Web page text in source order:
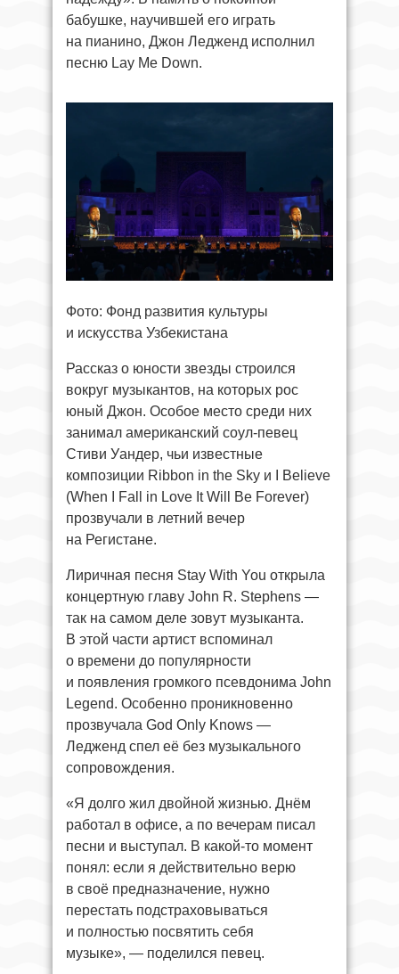
бабушке, научившей его играть
на пианино, Джон Ледженд исполнил
песню Lay Me Down.
Фото: Фонд развития культуры
и искусства Узбекистана
Рассказ о юности звезды строился
вокруг музыкантов, на которых рос
юный Джон. Особое место среди них
занимал американский соул-певец
Стиви Уандер, чьи известные
композиции Ribbon in the Sky и I Believe
(When I Fall in Love It Will Be Forever)
прозвучали в летний вечер
на Регистане.
Лиричная песня Stay With You открыла
концертную главу John R. Stephens —
так на самом деле зовут музыканта.
В этой части артист вспоминал
о времени до популярности
и появления громкого псевдонима John
Legend. Особенно проникновенно
прозвучала God Only Knows —
Ледженд спел её без музыкального
сопровождения.
«Я долго жил двойной жизнью. Днём
работал в офисе, а по вечерам писал
песни и выступал. В какой-то момент
понял: если я действительно верю
в своё предназначение, нужно
перестать подстраховываться
и полностью посвятить себя
музыке», — поделился певец.